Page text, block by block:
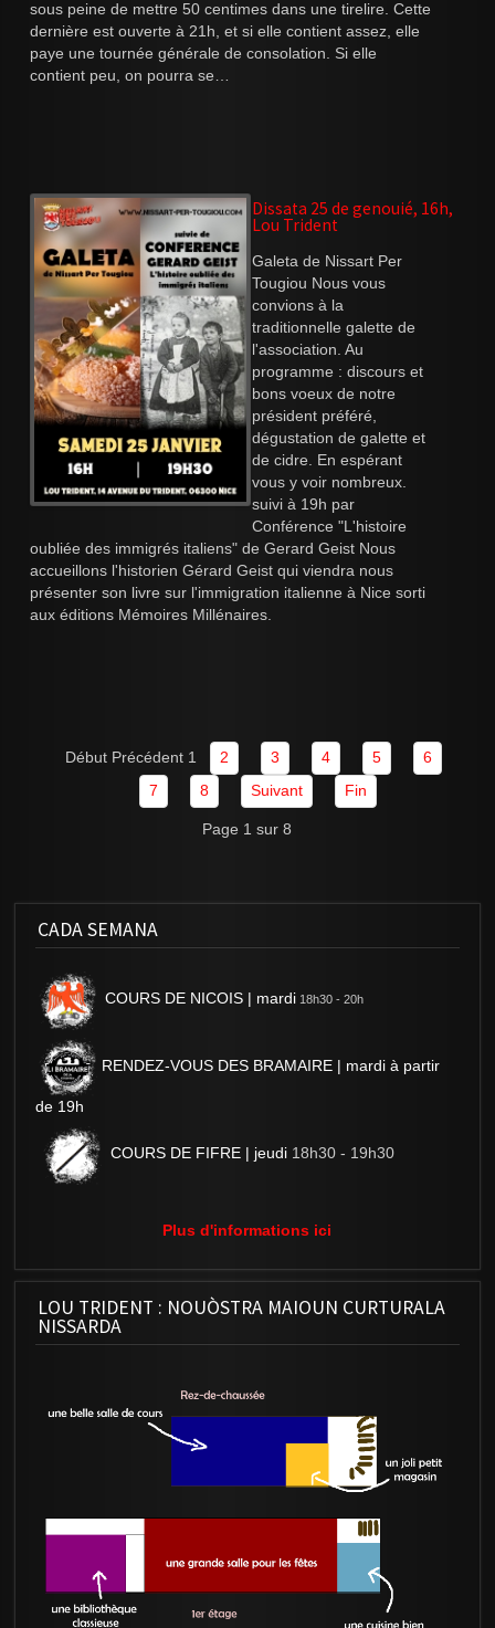
sous peine de mettre 50 centimes dans une tirelire. Cette
dernière est ouverte à 21h, et si elle contient assez, elle
paye une tournée générale de consolation. Si elle
contient peu, on pourra se…
Dissata 25 de genouié, 16h,
Lou Trident
Galeta de Nissart Per
Tougiou Nous vous
convions à la
traditionnelle galette de
l'association. Au
programme : discours et
bons voeux de notre
président préféré,
dégustation de galette et
de cidre. En espérant
vous y voir nombreux.
suivi à 19h par
Conférence "L'histoire
oubliée des immigrés italiens" de Gerard Geist Nous
accueillons l'historien Gérard Geist qui viendra nous
présenter son livre sur l'immigration italienne à Nice sorti
aux éditions Mémoires Millénaires.
Début Précédent 1 2 3 4 5
6
7
8 Suivant Fin
Page 1 sur 8
CADA SEMANA
COURS DE NICOIS | mardi 18h30 - 20h
RENDEZ-VOUS DES BRAMAIRE | mardi à partir
de 19h
COURS DE FIFRE | jeudi 18h30 - 19h30
Plus d'informations ici
LOU TRIDENT : NOUÒSTRA MAIOUN CURTURALA
NISSARDA